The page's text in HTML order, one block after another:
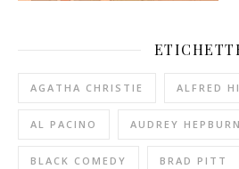
AGATHA CHRISTIE ALFRED
AL PACINO AUDREY HEPBURN
BLACK COMEDY BRAD PITT